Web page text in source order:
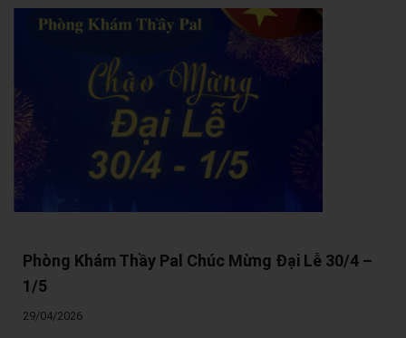
Phòng Khám Thầy Pal Chúc Mừng Đại Lễ 30/4 –
1/5
29/04/2026